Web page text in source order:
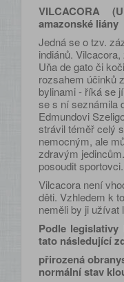
VILCACORA
amazonské liány
Jedná se o tzv.
indiánů.
Uňa de gato či
rozsahem účinků
bylinami - říká se
se s ní seznámila
Edmundovi
strávil téměř celý
nemocným, ale
zdravým
posoudit sportovci.
Vilcacora není
děti. Vzhledem k
neměli by ji užívat
Podle
tato následující
přirozená
normální stav